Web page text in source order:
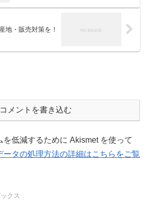
地・販売対策を！
コメントを書き込む
を低減するために Akismet を使って
ータの処理方法の詳細はこちらをご覧
ックス